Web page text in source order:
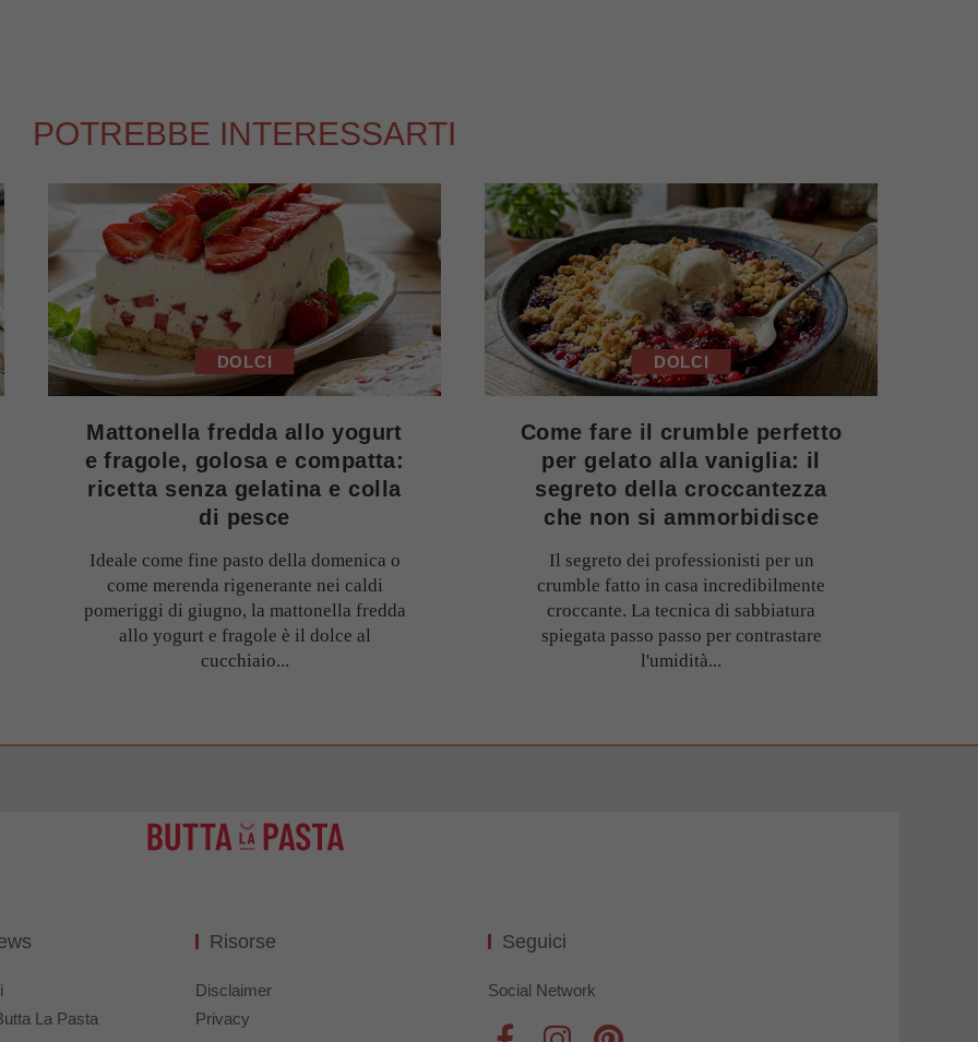
POTREBBE INTERESSARTI
DOLCI
Mattonella fredda allo yogurt
e fragole, golosa e compatta:
ricetta senza gelatina e colla
di pesce
Ideale come fine pasto della domenica o
come merenda rigenerante nei caldi
pomeriggi di giugno, la mattonella fredda
allo yogurt e fragole è il dolce al
cucchiaio...
DOLCI
Come fare il crumble perfetto
per gelato alla vaniglia: il
segreto della croccantezza
che non si ammorbidisce
Il segreto dei professionisti per un
crumble fatto in casa incredibilmente
croccante. La tecnica di sabbiatura
spiegata passo passo per contrastare
l'umidità...
La Pasta
Risorse
Disclaimer
Privacy
Seguici
Social Network